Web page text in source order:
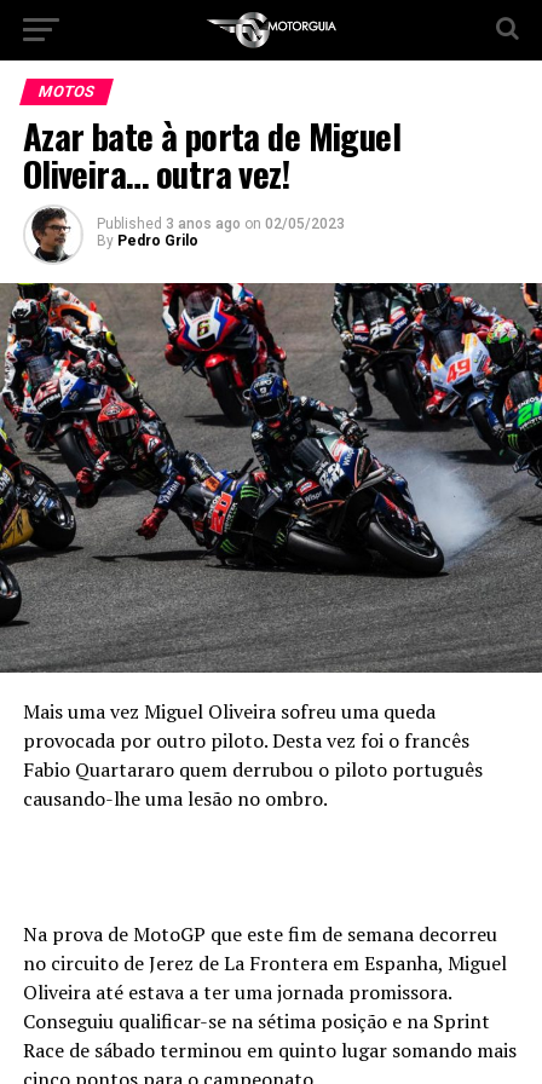
MOTOS
Azar bate à porta de Miguel
Oliveira… outra vez!
Published 3 anos ago on 02/05/2023
By Pedro Grilo
Mais uma vez Miguel Oliveira sofreu uma queda
provocada por outro piloto. Desta vez foi o francês
Fabio Quartararo quem derrubou o piloto português
causando-lhe uma lesão no ombro.
Na prova de MotoGP que este fim de semana decorreu
no circuito de Jerez de La Frontera em Espanha, Miguel
Oliveira até estava a ter uma jornada promissora.
Conseguiu qualificar-se na sétima posição e na Sprint
Race de sábado terminou em quinto lugar somando mais